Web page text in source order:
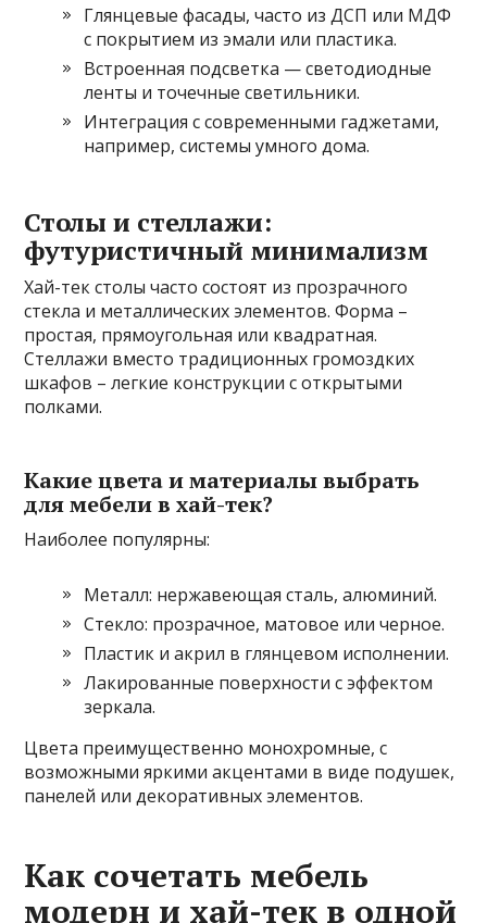
Глянцевые фасады, часто из ДСП или МДФ
с покрытием из эмали или пластика.
Встроенная подсветка — светодиодные
ленты и точечные светильники.
Интеграция с современными гаджетами,
например, системы умного дома.
Столы и стеллажи:
футуристичный минимализм
Хай-тек столы часто состоят из прозрачного
стекла и металлических элементов. Форма –
простая, прямоугольная или квадратная.
Стеллажи вместо традиционных громоздких
шкафов – легкие конструкции с открытыми
полками.
Какие цвета и материалы выбрать
для мебели в хай-тек?
Наиболее популярны:
Металл: нержавеющая сталь, алюминий.
Стекло: прозрачное, матовое или черное.
Пластик и акрил в глянцевом исполнении.
Лакированные поверхности с эффектом
зеркала.
Цвета преимущественно монохромные, с
возможными яркими акцентами в виде подушек,
панелей или декоративных элементов.
Как сочетать мебель
модерн и хай-тек в одной